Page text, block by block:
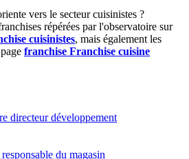
vers le secteur cuisinistes ?
répérées par l'observatoire sur
cuisinistes, mais également les
franchise Franchise cuisine
directeur développement
du magasin